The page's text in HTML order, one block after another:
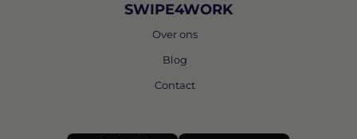
SWIPE4WORK
Over ons
Blog
Contact